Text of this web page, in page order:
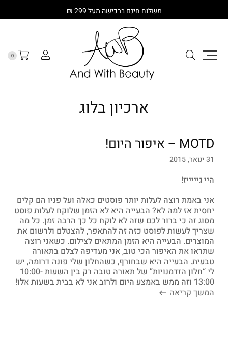
משלוח חינם ברכישה מעל 299 ₪
0
ארכיון בלוג
MOTD – איפור היום!
31 ינואר, 2015
היי גיייייז!
אני באמת רוצה לעלות יותר פוסטים כאלה ועל פניו הם קלים
יחסית אז למה לא? הבעייה היא לא הזמן שלוקח לעלות פוסט
מסוג זה כי ברור לכם שזה לא לוקח כל כך הרבה זמן. כל מה
שצריך לעשות לפוסט כזה זה להתאפר, להצטלם ולרשום את
המוצרים. הבעייה היא הזמן המתאים לצילום. כשאני רוצה
שתראו את האיפור הכי טוב, אני מעדיפה לצלם בתאורה
טבעית. הבעייה היא שבחורף, כשהחלון שלי פונה דרומה, יש
לי “חלון הזדמנויות” של תאורה טובה רק בין השעות 10:00-
13:00 וזה ממש באמצע היום ולרוב אני לא בבית בשעות אלו!
המשך קריאה